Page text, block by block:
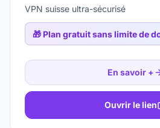
VPN suisse ultra-sécurisé
🎁 Plan gratuit sans limite de
En savoir +
Ouvrir le lien